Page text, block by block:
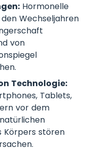
Hormonelle
Wechseljahren
von
Technologie:
Tablets,
vor dem
Körpers stören